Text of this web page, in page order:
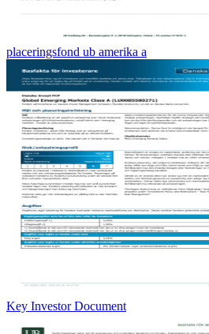
placeringsfond ub amerika a
Key Investor Document